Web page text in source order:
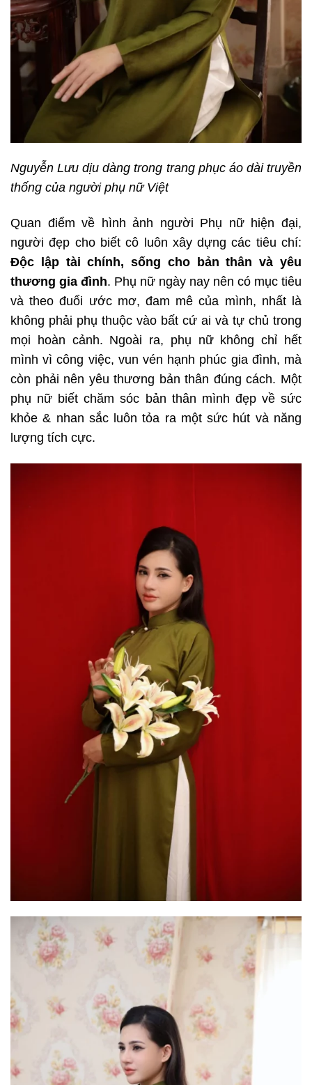
Nguyễn Lưu dịu dàng trong trang phục áo dài truyền
thống của người phụ nữ Việt
Quan điểm về hình ảnh người Phụ nữ hiện đại,
người đẹp cho biết cô luôn xây dựng các tiêu chí:
Độc lập tài chính, sống cho bản thân và yêu
thương gia đình. Phụ nữ ngày nay nên có mục tiêu
và theo đuổi ước mơ, đam mê của mình, nhất là
không phải phụ thuộc vào bất cứ ai và tự chủ trong
mọi hoàn cảnh. Ngoài ra, phụ nữ không chỉ hết
mình vì công việc, vun vén hạnh phúc gia đình, mà
còn phải nên yêu thương bản thân đúng cách. Một
phụ nữ biết chăm sóc bản thân mình đẹp về sức
khỏe & nhan sắc luôn tỏa ra một sức hút và năng
lượng tích cực.